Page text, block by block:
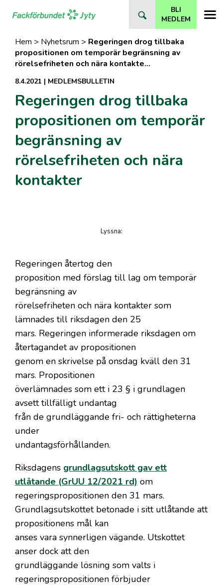
BLI
MEDLEM
Hem > Nyhetsrum > Regeringen drog tillbaka
propositionen om temporär begränsning av
rörelsefriheten och nära kontakte…
8.4.2021 | MEDLEMSBULLETIN
Regeringen drog tillbaka
propositionen om temporär
begränsning av
rörelsefriheten och nära
kontakter
Lyssna:
Regeringen återtog den
proposition med förslag till lag om temporär
begränsning av
rörelsefriheten och nära kontakter som
lämnades till riksdagen den 25
mars. Regeringen informerade riksdagen om
återtagandet av propositionen
genom en skrivelse på onsdag kväll den 31
mars. Propositionen
överlämnades som ett i 23 § i grundlagen
avsett tillfälligt undantag
från de grundläggande fri- och rättigheterna
under
undantagsförhållanden.
Riksdagens grundlagsutskott gav ett
utlåtande (GrUU 12/2021 rd) om
regeringspropositionen den 31 mars.
Grundlagsutskottet betonade i sitt utlåtande att
propositionens mål kan
anses vara synnerligen vägande. Utskottet
anser dock att den
grundläggande lösning som valts i
regeringspropositionen förbjuder